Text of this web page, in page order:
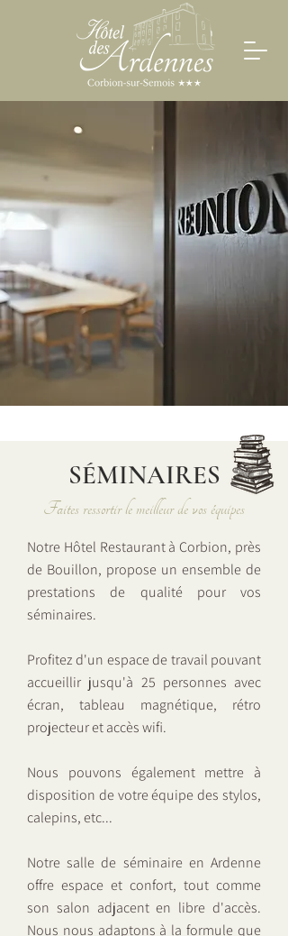
SÉMINAIRES
Faites ressortir le meilleur de vos équipes
Notre Hôtel Restaurant à Corbion, près
de Bouillon, propose un ensemble de
prestations de qualité pour vos
séminaires.
Profitez d'un espace de travail pouvant
accueillir jusqu'à 25 personnes avec
écran, tableau magnétique, rétro
projecteur et accès wifi.
Nous pouvons également mettre à
disposition de votre équipe des stylos,
calepins, etc...
Notre salle de séminaire en Ardenne
offre espace et confort, tout comme
son salon adjacent en libre d'accès.
Nous nous adaptons à la formule que